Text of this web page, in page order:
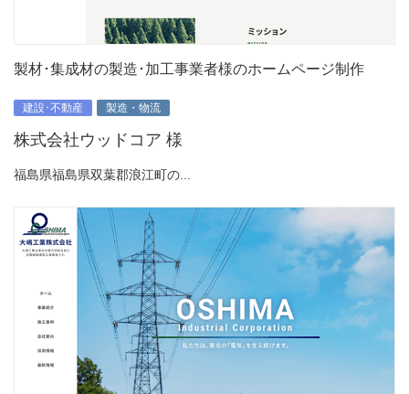
製材･集成材の製造･加工事業者様のホームページ制作
建設･不動産 製造・物流
株式会社ウッドコア 様
福島県福島県双葉郡浪江町の...